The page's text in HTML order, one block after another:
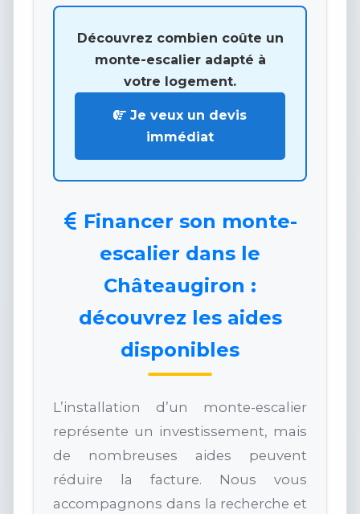
Découvrez combien coûte un
monte-escalier adapté à
votre logement.
Je veux un devis
immédiat
Financer son monte-
escalier dans le
Châteaugiron :
découvrez les aides
disponibles
L’installation d’un monte-escalier
représente un investissement, mais
de nombreuses aides peuvent
réduire la facture. Nous vous
accompagnons dans la recherche et